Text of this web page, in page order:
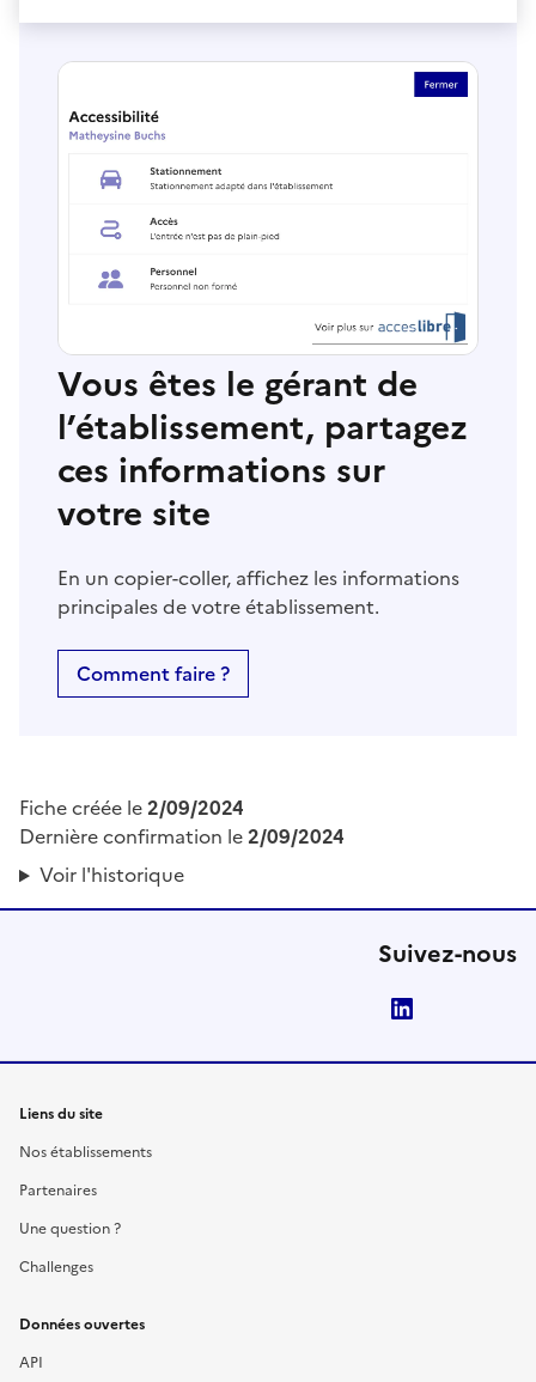
Vous êtes le gérant de
l’établissement, partagez
ces informations sur
votre site
En un copier-coller, affichez les informations
principales de votre établissement.
Comment faire ?
Fiche créée le2/09/2024
Dernière confirmation le2/09/2024
Voir l'historique
Suivez-nous
Liens du site
Nos établissements
Partenaires
Une question ?
Challenges
Données ouvertes
API